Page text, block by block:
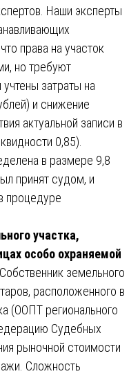
Наши эксперты
права на участок
но требуют
затраты на
и снижение
актуальной записи в
0,85).
в размере 9,8
принят судом, и
процедуре
участка,
особо охраняемой
Собственник земельного
расположенного в
(ООПТ регионального
Судебных
рыночной стоимости
Сложность